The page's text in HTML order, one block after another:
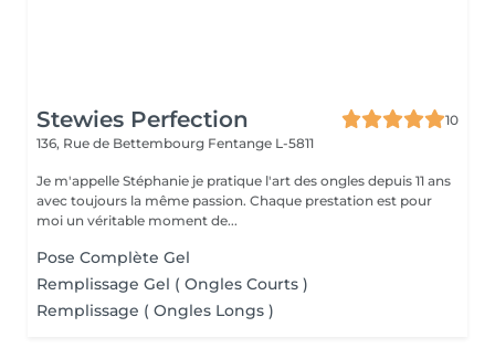
Stewies Perfection
10
136, Rue de Bettembourg Fentange L-5811
Je m'appelle Stéphanie je pratique l'art des ongles depuis 11 ans
avec toujours la même passion. Chaque prestation est pour
moi un véritable moment de...
Pose Complète Gel
Remplissage Gel ( Ongles Courts )
Remplissage ( Ongles Longs )